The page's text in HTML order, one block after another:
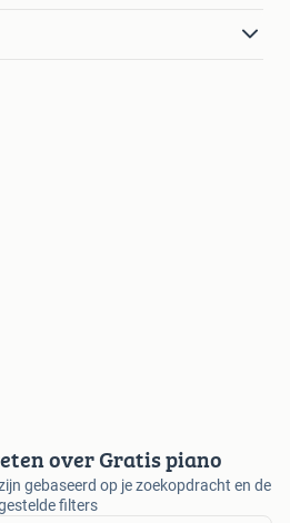
over Gratis piano
gebaseerd op je zoekopdracht en de
filters